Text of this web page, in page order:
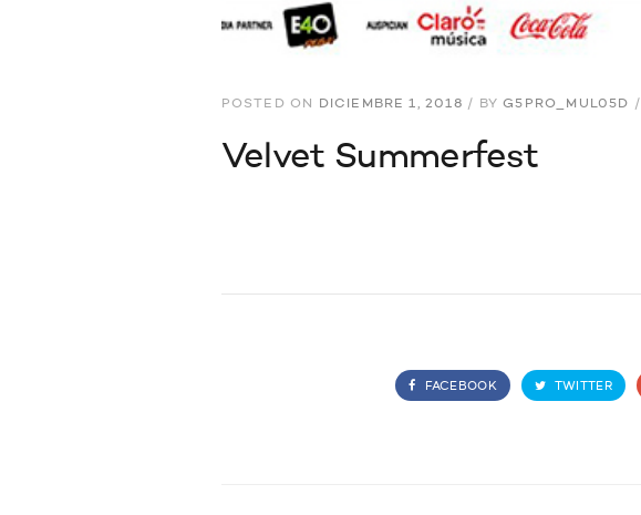
POSTED ON DICIEMBRE 1, 2018 / BYG5PRO_MUL05D /
Velvet Summerfest
FACEBOOK TWITTER